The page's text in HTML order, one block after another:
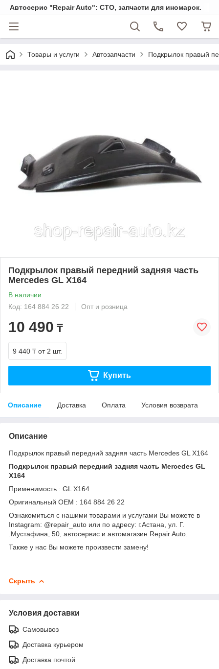
Автосерис "Repair Auto": СТО, запчасти для иномарок.
Товары и услуги Автозапчасти Подкрылок правый
Подкрылок правый передний задняя часть
Mercedes GL X164
В наличии
Код: 164 884 26 22
Опт и розница
10 490 ₸
9 440 ₸ от 2 шт.
Купить
Описание Доставка Оплата Условия возврата
Описание
Подкрылок правый передний задняя часть Mercedes GL X164
Подкрылок правый передний задняя часть Mercedes GL
X164
Применимость : GL X164
Оригинальный OEM : 164 884 26 22
Ознакомиться с нашими товарами и услугами Вы можете в
Instagram: @repair_auto или по адресу: г.Астана, ул. Г.
.Мустафина, 50, автосервис и автомагазин Repair Auto.
Также у нас Вы можете произвести замену!
Скрыть
Условия доставки
Самовывоз
Доставка курьером
Доставка почтой